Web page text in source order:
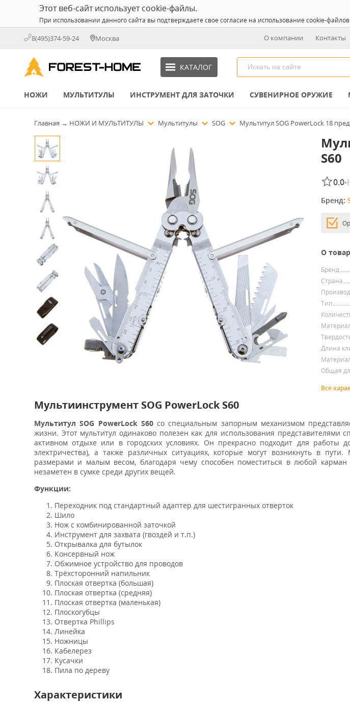
Этот веб-сайт использует cookie-файлы.
При использовании данного сайта вы подтверждаете свое согласие на использование cookie-
8(495)374-59-24 Москва О компании Контакты
КАТАЛОГ
НОЖИ МУЛЬТИТУЛЫ ИНСТРУМЕНТ ДЛЯ ЗАТОЧКИ СУВЕНИРНОЕ ОРУЖИЕ
Главная → НОЖИ И МУЛЬТИТУЛЫ Мультитулы SOG Мультитул SOG PowerLock 18
S60
0.0•
Бренд:
О
Бренд
Страна
Тип
Длина
Общая
Все
Мультиинструмент SOG PowerLock S60
Мультитул SOG PowerLock S60со специальным запорным механизмом
жизни. Этот мультитул одинаково полезен как для использования
активном отдыхе или в городских условиях. Он прекрасно подходит для работы
электричества), а также различных ситуациях, которые могут возникнуть в пути.
размерами и малым весом, благодаря чему способен поместиться в любой
незаметен в сумке среди других вещей.
Функции:
Переходник под стандартный адаптер для шестигранных отверток
Шило
Нож с комбинированной заточкой
Инструмент для захвата (гвоздей и т.п.)
Открывалка для бутылок
Консервный нож
Обжимное устройство для проводов
Трёхсторонний напильник
Плоская отвертка (большая)
Плоская отвертка (средняя)
Плоская отвертка (маленькая)
Плоскогубцы
Отвертка Phillips
Линейка
Ножницы
Кабелерез
Кусачки
Пила по дереву
Характеристики